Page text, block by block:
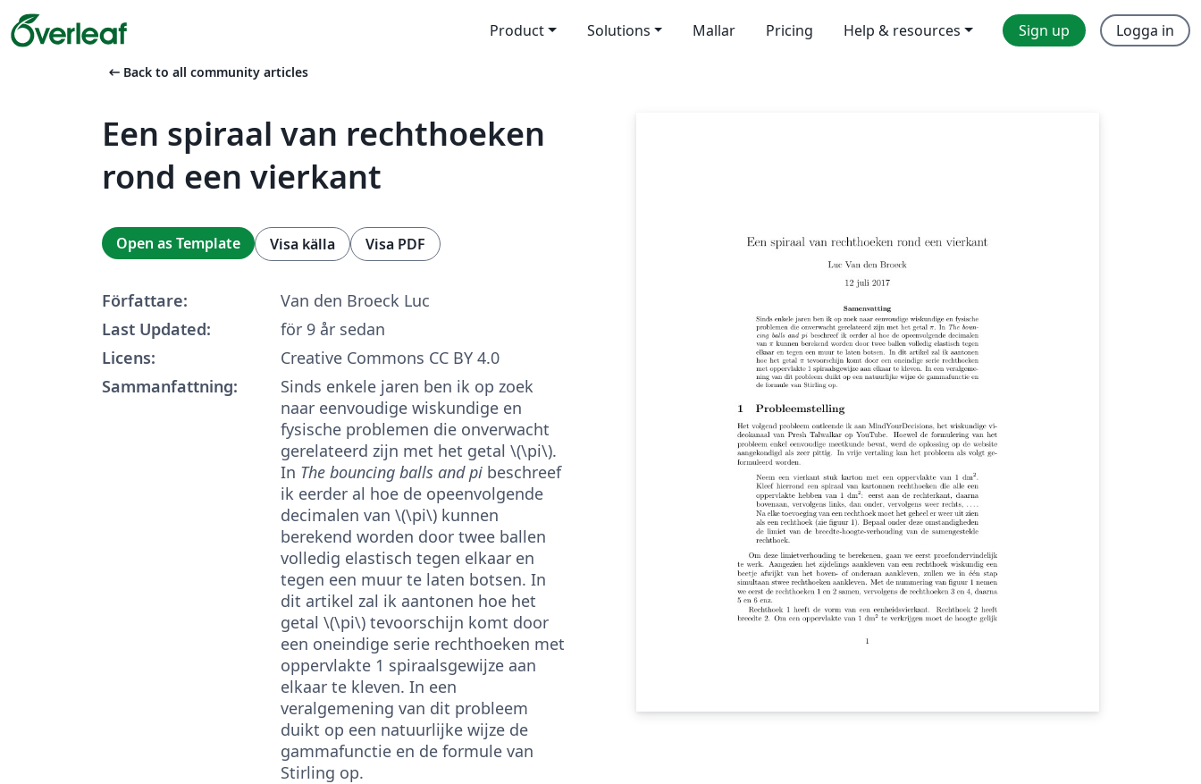
Product Solutions Mallar Pricing Help & resources Sign up Logga in
arrow_left_alt Back to all community articles
Een spiraal van rechthoeken
rond een vierkant
Open as Template Visa källa Visa PDF
Författare:
Van den Broeck Luc
Last Updated:
för 9 år sedan
Licens:
Creative Commons CC BY 4.0
Sammanfattning:
Sinds enkele jaren ben ik op zoek
naar eenvoudige wiskundige en
fysische problemen die onverwacht
gerelateerd zijn met het getal \(\pi\).
In The bouncing balls and pi beschreef
ik eerder al hoe de opeenvolgende
decimalen van \(\pi\) kunnen
berekend worden door twee ballen
volledig elastisch tegen elkaar en
tegen een muur te laten botsen. In
dit artikel zal ik aantonen hoe het
getal \(\pi\) tevoorschijn komt door
een oneindige serie rechthoeken met
oppervlakte 1 spiraalsgewijze aan
elkaar te kleven. In een
veralgemening van dit probleem
duikt op een natuurlijke wijze de
gammafunctie en de formule van
Stirling op.